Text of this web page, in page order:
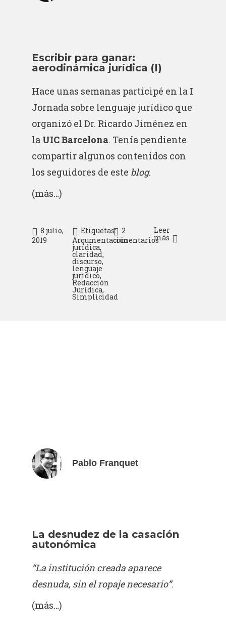
Escribir para ganar:
aerodinámica jurídica (I)
Hace unas semanas participé en la I
Jornada sobre lenguaje jurídico que
organizó el Dr. Ricardo Jiménez en
la UIC Barcelona. Tenía pendiente
compartir algunos contenidos con
los seguidores de este blog.
(más…)
8 julio,
2019
Etiquetas:
Argumentación
jurídica,
claridad,
discurso,
lenguaje
jurídico,
Redacción
Jurídica,
Simplicidad
2
comentarios
Leer
más
Pablo Franquet
La desnudez de la casación
autonómica
“La institución creada aparece
desnuda, sin el ropaje necesario”.
(más…)